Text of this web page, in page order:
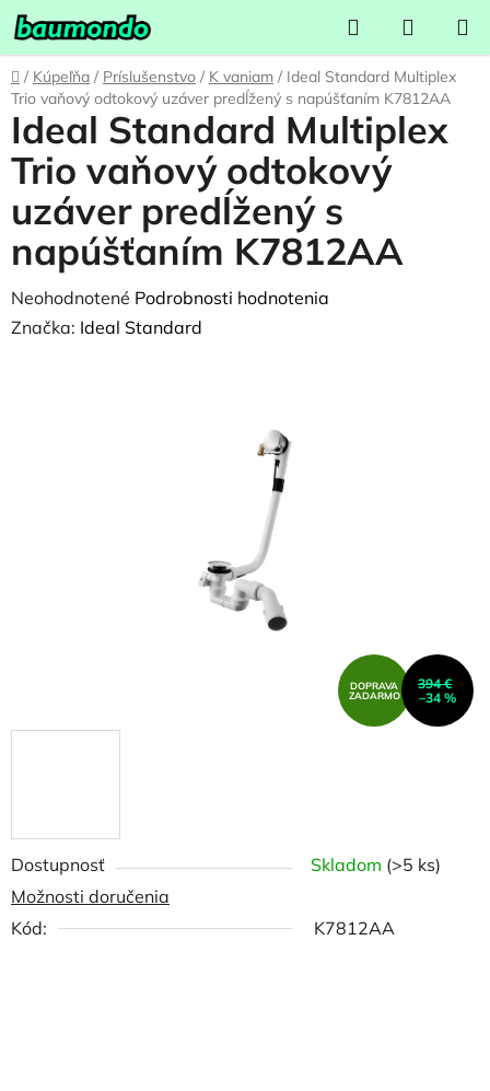
Prejsť
na
obsah
Hľadať
KOŠÍK
Domov
/ Kúpeľňa / Príslušenstvo / K vaniam / Ideal Standard Multiplex
Trio vaňový odtokový uzáver predĺžený s napúšťaním K7812AA
Dostupnosť Skladom (>5 ks)
Možnosti doručenia
Kód:
K7812AA
Ideal Standard Multiplex
Trio vaňový odtokový
uzáver predĺžený s
napúšťaním K7812AA
Priemerné
hodnotenie
Neohodnotené Podrobnosti hodnotenia
Značka: Ideal Standard
DOPRAVA
ZADARMO
394 €
–34 %